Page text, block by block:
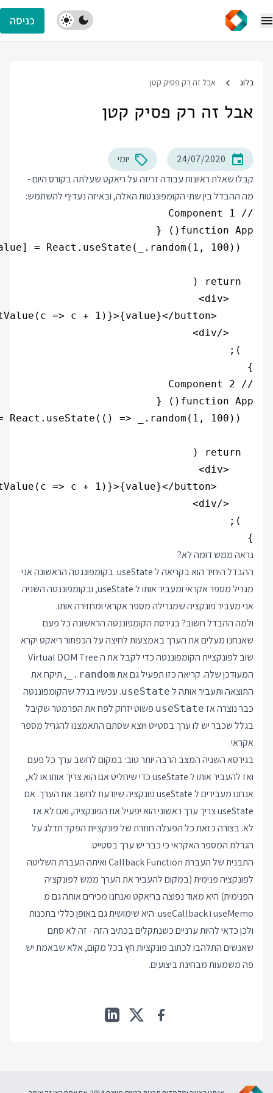
כניסה
בלוג אבל זה רק פסיק קטן
אבל זה רק פסיק קטן
24/07/2020
יומי
קבלו שאלת ראיונות עבודה זריזה על ריאקט שעלתה בקורס היום -
מה ההבדל בין שתי הקומפוננטות האלה, ובאיזה נעדיף להשתמש:
}
}
נראה ממש דומה לא?
ההבדל היחיד הוא בקריאה ל useState. בקומפוננטה הראשונה אני
מגריל מספר אקראי ומעביר אותו ל useState, ובקומפוננטה השניה
אני מעביר פונקציה שמגרילה מספר אקראי ומחזירה אותו.
ולמה ההבדל חשוב? בגירסת הקומפוננטה הראשונה כל פעם
שאנחנו מעלים את הערך באמצעות לחיצה על הכפתור ריאקט יקרא
שוב לפונקציית הקומפוננטה כדי לקבל את ה Virtual DOM Tree
המעודכן שלה. קריאה כזו תפעיל גם את _.random , תיקח את
התוצאה ותעביר אותה ל useState. עכשיו בגלל שהקומפוננטה
כבר נוצרה אז useState פשוט יזרוק לפח את הפרמטר שקיבל
בגלל שכבר יש לו ערך בסטייט ויוצא שסתם התאמצנו להגריל מספר
אקראי.
בגירסא השניה המצב הרבה יותר טוב: במקום לחשב ערך כל פעם
ואז להעביר אותו ל useState כדי שיחליט אם הוא צריך אותו או לא,
אנחנו מעבירים ל useState פונקציה שיודעת לחשב את הערך. אם
useState צריך ערך ראשוני הוא יפעיל את הפונקציה, ואם לא אז
לא. בצורה כזאת כל הפעלה חוזרת של פונקציית הפקד תדלג על
הגרלת המספר האקראי כי כבר יש ערך בסטייט.
התבנית של העברת Callback Function ואיתה העברת השליטה
לפונקציה פנימית (במקום להעביר את הערך ממש לפונקציה
הפנימית) היא מאוד נפוצה בריאקט ואנחנו מכירים אותה גם מ
useMemo ו useCallback. היא שימושית גם באופן כללי בתכנות
ולכן כדאי להיות ערניים כשנתקלים בכתיב הזה - זה לא סתם
שאנשים התלהבו לכתוב פונקציות חץ בכל מקום, אלא שבאמת יש
פה משמעות מבחינת ביצועים.